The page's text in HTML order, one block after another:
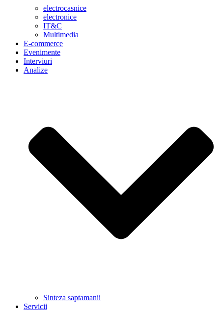
electrocasnice
electronice
IT&C
Multimedia
E-commerce
Evenimente
Interviuri
Analize
Sinteza saptamanii
Servicii